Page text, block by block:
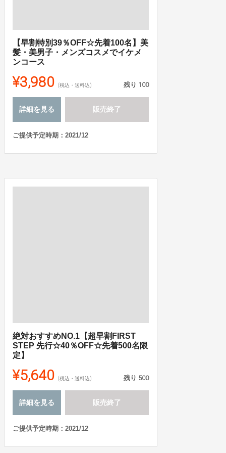
【早割特別39％OFF☆先着100名】美
髪・美男子・メンズコスメでイケメ
ンコース
¥3,980 (税込・送料込) 残り 100
詳細を見る 販売終了
ご提供予定時期：2021/12
絶対おすすめNO.1【超早割FIRST
STEP 先行☆40％OFF☆先着500名限
定】
¥5,640 (税込・送料込) 残り 500
詳細を見る 販売終了
ご提供予定時期：2021/12